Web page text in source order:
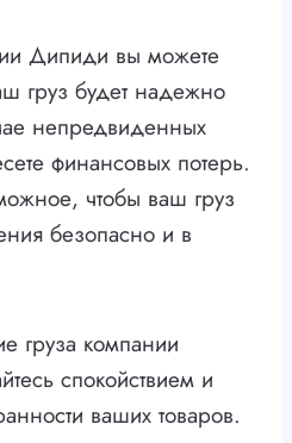
Дипиди вы можете
груз будет надежно
непредвиденных
финансовых потерь.
чтобы ваш груз
безопасно и в
груза компании
спокойствием и
ваших товаров.